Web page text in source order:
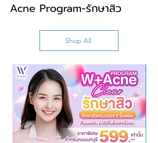
Acne Program-รักษาสิว
Shop All